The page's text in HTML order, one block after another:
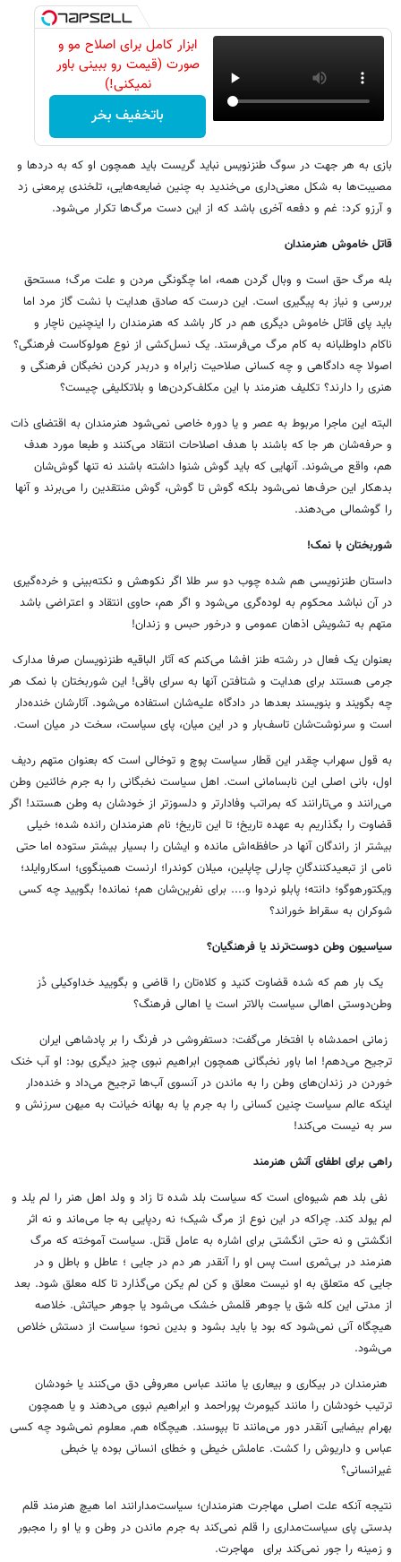
ابزار کامل برای اصلاح مو و
صورت (قیمت رو ببینی باور
نمیکنی!)
باتخفیف بخر
بازی به هر جهت در سوگ طنزنویس نباید گریست باید همچون او که به دردها و
مصیبت‌ها به شکل معنی‌داری می‌خندید به چنین ضایعه‌هایی، تلخندی پرمعنی زد
و آرزو کرد: غم و دفعه آخری باشد که از این دست مرگ‌ها تکرار می‌شود.
قاتل خاموش هنرمندان
بله مرگ حق است و وبال گردن همه، اما چگونگی مردن و علت مرگ؛ مستحق
بررسی و نیاز به پیگیری است. این درست که صادق هدایت با نشت گاز مرد اما
باید پای قاتل خاموش دیگری هم در کار باشد که هنرمندان را اینچنین ناچار و
ناکام داوطلبانه به کام مرگ می‌فرستد. یک نسل‌کشی از نوع هولوکاست فرهنگی؟
اصولا چه دادگاهی و چه کسانی صلاحیت زابراه و دربدر کردن نخبگان فرهنگی و
هنری را دارند؟ تکلیف هنرمند با این مکلف‌کردن‌ها و بلاتکلیفی چیست؟
البته این ماجرا مربوط به عصر و یا دوره خاصی نمی‌شود هنرمندان به اقتضای ذات
و حرفه‌شان هر جا که باشند با هدف اصلاحات انتقاد می‌کنند و طبعا مورد هدف
هم، واقع می‌شوند. آنهایی که باید گوش شنوا داشته باشند نه تنها گوش‌شان
بدهکار این حرف‌ها نمی‌شود بلکه گوش تا گوش، گوش منتقدین را می‌برند و آنها
را گوشمالی‌ می‌دهند.
شوربختان با نمک!
داستان طنزنویسی هم شده چوب دو سر طلا اگر نکوهش و نکته‌بینی و خرده‌گیری
در آن نباشد محکوم به لوده‌گری می‌شود و اگر هم، حاوی انتقاد و اعتراضی باشد
متهم به تشویش اذهان عمومی و درخور حبس و زندان!
بعنوان یک فعال در رشته طنز افشا می‌کنم که آثار الباقیه طنزنویسان صرفا مدارک
جرمی هستند برای هدایت و شتافتن‌ آنها به سرای باقی! این شوربختان با نمک هر
چه بگویند و بنویسند بعدها در دادگاه علیه‌شان استفاده می‌شود. آثارشان خنده‌دار
است و سرنوشت‌شان تاسف‌بار و در این میان، پای سیاست، سخت در میان است.
به قول سهراب چقدر این قطار سیاست پوچ و توخالی است که بعنوان متهم ردیف
اول، بانی اصلی این نابسامانی است. اهل سیاست نخبگانی را به جرم خائنین وطن
می‌رانند و می‌تارانند که بمراتب وفادارتر و دلسوزتر از خودشان به وطن هستند! اگر
قضاوت را بگذاریم به عهده تاریخ؛ تا این تاریخ؛ نام هنرمندان رانده شده؛ خیلی
بیشتر از راندگان آنها در حافظه‌اش مانده و ایشان را بسیار بیشتر ستوده اما حتی
نامی از تبعیدکنندگانِ چارلی چاپلین، میلان کوندرا؛ ارنست همینگوی؛ اسکاروایلد؛
ویکتورهوگو؛ دانته؛ پابلو نردوا و.... برای نفرین‌شان هم؛ نمانده! بگویید چه کسی
شوکران به سقراط خوراند؟
سیاسیون وطن دوست‌ترند یا فرهنگیان؟
یک بار هم که شده قضاوت کنید و کلاه‌تان را قاضی و بگویید خداوکیلی دُز
وطن‌دوستی اهالی سیاست بالاتر است یا اهالی فرهنگ؟
زمانی احمدشاه با افتخار می‌گفت: دستفروشی در فرنگ را بر پادشاهی ایران
ترجیح می‌دهم! اما باور نخبگانی همچون ابراهیم نبوی چیز دیگری بود: او آب خنک
خوردن در زندان‌های وطن را به ماندن در آنسوی آب‌ها ترجیح می‌داد و خنده‌دار
اینکه عالم سیاست چنین کسانی را به جرم یا به بهانه خیانت به میهن سرزنش و
سر به نیست می‌کند!
راهی برای اطفای آتش هنرمند
نفی بلد هم شیوه‌ای است که سیاست بلد شده تا زاد و ولد اهل هنر را لم یلد و
لم یولد کند. چراکه در این نوع از مرگ شیک؛ نه ردپایی به جا می‌ماند و نه اثر
انگشتی و نه حتی انگشتی برای اشاره به عامل قتل. سیاست آموخته که مرگ
هنرمند در بی‌ثمری است پس او را آنقدر هر دم در جایی ؛ عاطل و باطل و در
جایی که متعلق به او نیست معلق و کن لم یکن می‌گذارد تا کله معلق شود. بعد
از مدتی این کله شق یا جوهر قلمش خشک می‌شود یا جوهر حیاتش. خلاصه
هیچگاه آنی نمی‌شود که بود یا باید بشود و بدین نحو؛ سیاست از دستش خلاص
می‌شود.
هنرمندان در بیکاری و بیعاری یا مانند عباس معروفی دق می‌کنند یا خودشان
ترتیب خودشان را مانند کیومرث پوراحمد و ابراهیم نبوی می‌دهند و یا همچون
بهرام بیضایی آنقدر دور می‌مانند تا بپوسند. هیچگاه هم, معلوم نمی‌شود چه کسی
عباس و داریوش را کشت. عاملش خیطی و خطای انسانی بوده یا خبطی
غیرانسانی؟
نتیجه آنکه علت اصلی مهاجرت هنرمندان؛ سیاست‌مدارانند اما هیچ هنرمند قلم
بدستی پای سیاست‌مداری را قلم نمی‌کند به جرم ماندن در وطن و یا او را مجبور
و زمینه را جور نمی‌کند برای مهاجرت.